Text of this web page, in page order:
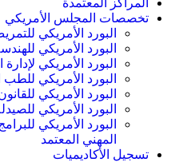
المراكز المعتمدة
تخصصات المجلس الأمريكي
البورد الأمريكي
البورد الأمريكي
البورد الأمريكي لإدارة
البورد الأمريكي
البورد الأمريكي
البورد الأمريكي
البورد الأمريكي
المهني المعتمد
تسجيل الأكاديميات